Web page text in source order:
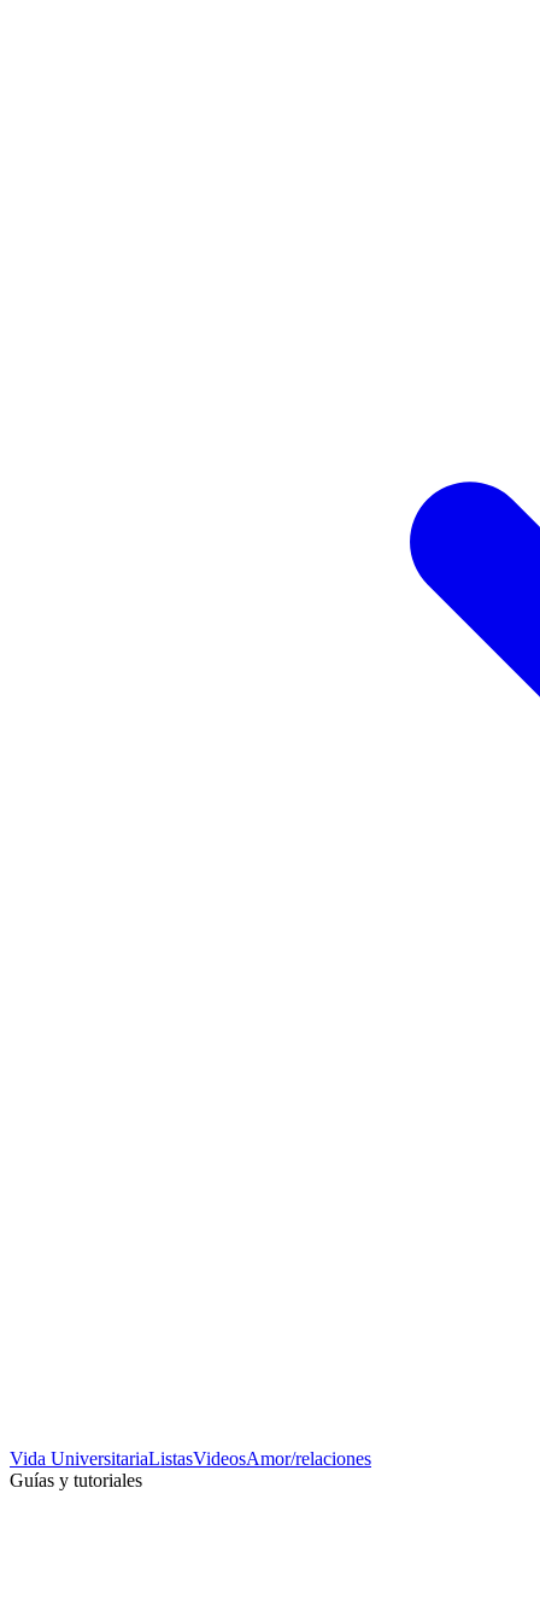
Vida UniversitariaListasVideosAmor/relaciones
Guías y tutoriales